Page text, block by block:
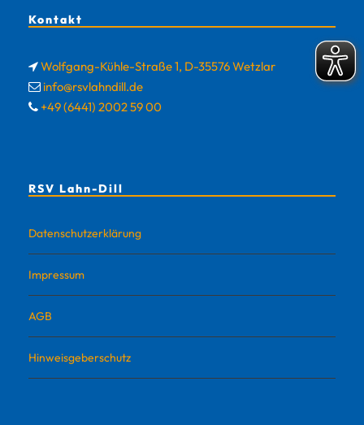
Kontakt
Wolfgang-Kühle-Straße 1, D-35576 Wetzlar
info@rsvlahndill.de
+49 (6441) 2002 59 00
RSV Lahn-Dill
Datenschutzerklärung
Impressum
AGB
Hinweisgeberschutz